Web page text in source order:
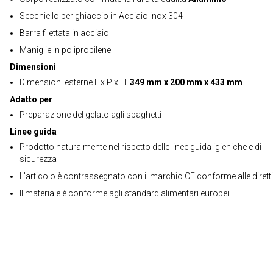
Secchiello per ghiaccio in Acciaio inox 304
Barra filettata in acciaio
Maniglie in polipropilene
Dimensioni
Dimensioni esterne L x P x H: 349 mm x 200 mm x 433 mm
Adatto per
Preparazione del gelato agli spaghetti
Linee guida
Prodotto naturalmente nel rispetto delle linee guida igieniche e di
sicurezza
L'articolo è contrassegnato con il marchio CE conforme alle
Il materiale è conforme agli standard alimentari europei